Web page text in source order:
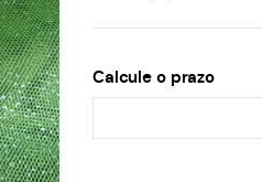
Calcule o prazo